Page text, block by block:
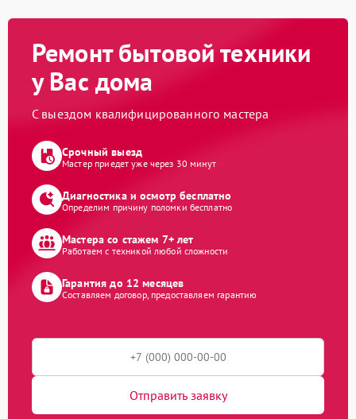
Ремонт бытовой техники
у Вас дома
С выездом квалифицированного мастера
Срочный выезд
Мастер приедет уже через 30 минут
Диагностика и осмотр бесплатно
Определим причину поломки бесплатно
Мастера со стажем 7+ лет
Работаем с техникой любой сложности
Гарантия до 12 месяцев
Составляем договор, предоставляем гарантию
Отправить заявку